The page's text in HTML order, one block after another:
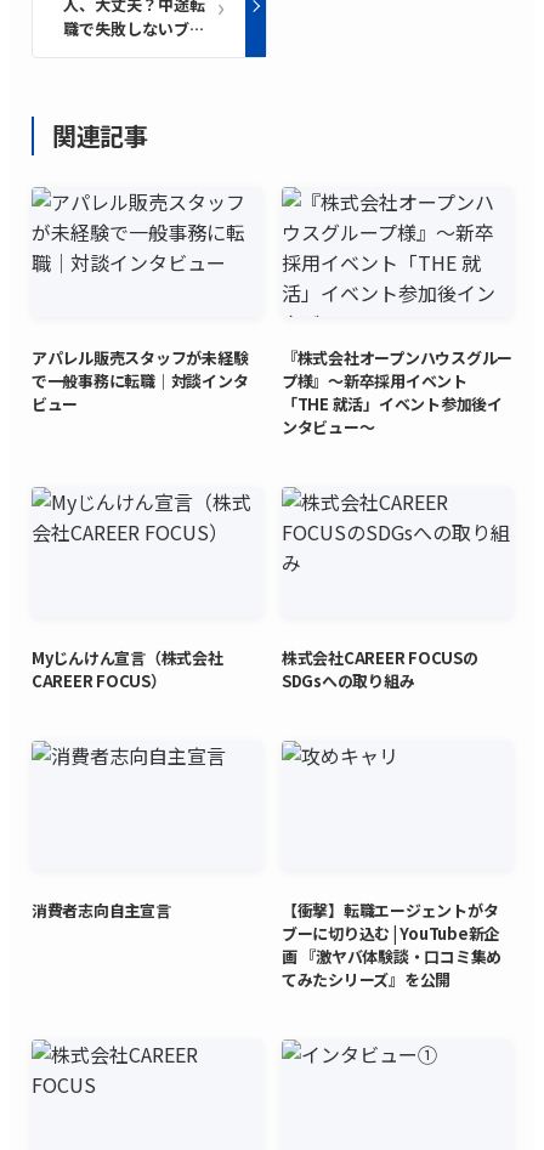
職で失敗しないブラ
ック企業の見分け方
ロが解説
関連記事
アパレル販売スタッフが未経験
で一般事務に転職｜対談インタ
ビュー
『株式会社オープンハウスグルー
プ様』～新卒採用イベント
「THE 就活」イベント参加後イ
ンタビュー～
Myじんけん宣言（株式会社
CAREER FOCUS）
株式会社CAREER FOCUSの
SDGsへの取り組み
消費者志向自主宣言
【衝撃】転職エージェントがタ
ブーに切り込む | YouTube新企
画 『激ヤバ体験談・口コミ集め
てみたシリーズ』を公開